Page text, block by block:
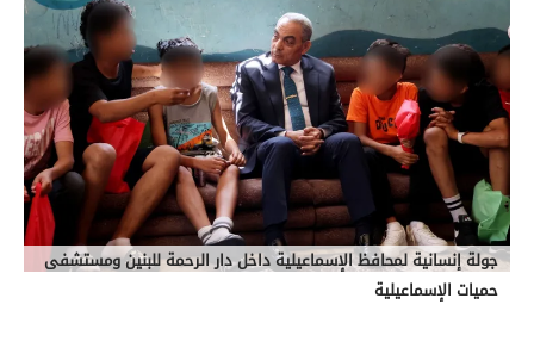
جولة إنسانية لمحافظ الإسماعيلية داخل دار الرحمة للبنين ومستشفى
حميات الإسماعيلية